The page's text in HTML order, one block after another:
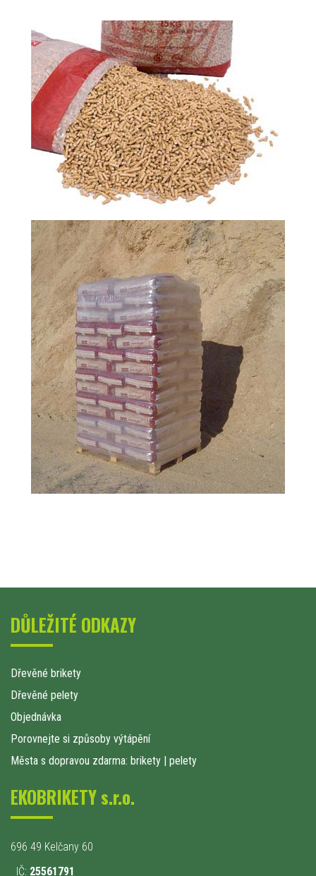
DŮLEŽITÉ ODKAZY
Dřevěné brikety
Dřevěné pelety
Objednávka
Porovnejte si způsoby výtápění
Města s dopravou zdarma: brikety | pelety
EKOBRIKETY s.r.o.
696 49 Kelčany 60
IČ: 25561791